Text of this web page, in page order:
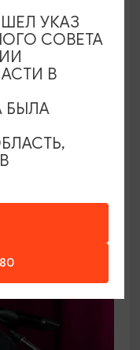
в
УКАЗ
СОВЕТА
В
БЫЛА